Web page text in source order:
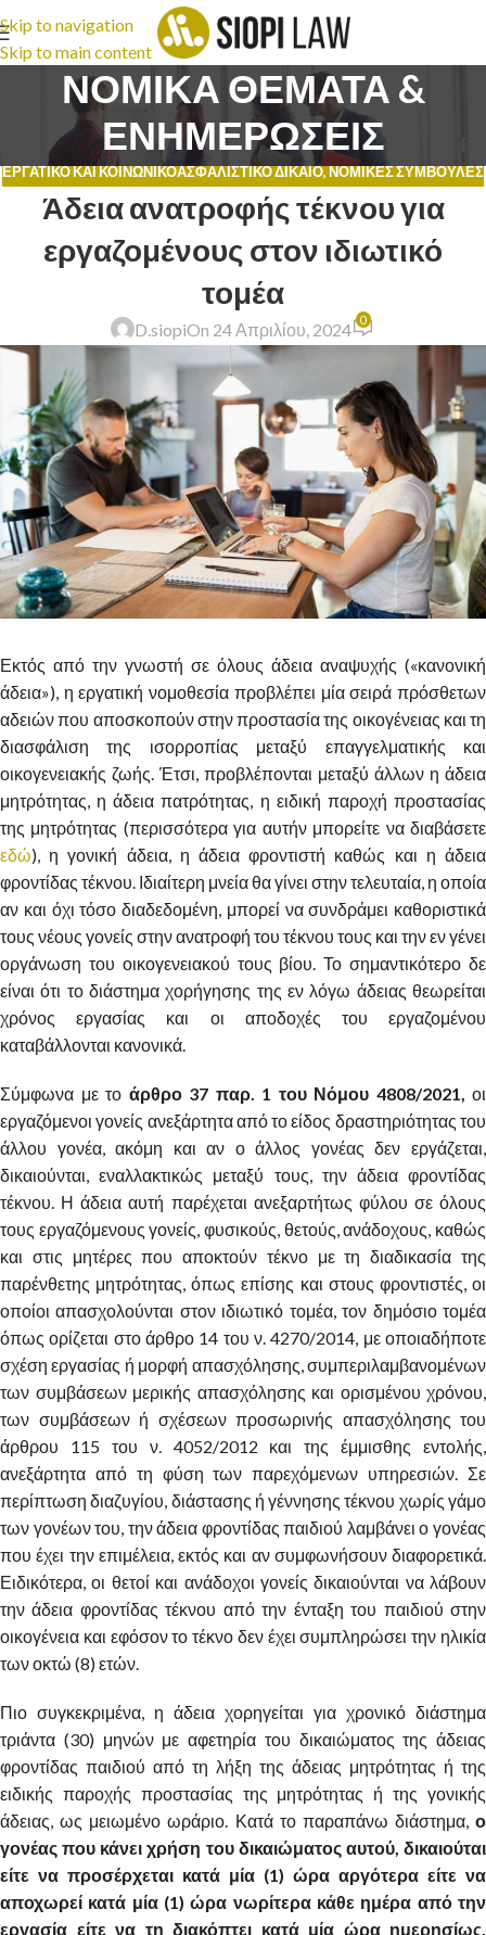
Skip to navigation
Skip to main content
ΝΟΜΙΚΑ ΘΕΜΑΤΑ &
ΕΝΗΜΕΡΩΣΕΙΣ
ΕΡΓΑΤΙΚΌ ΚΑΙ ΚΟΙΝΩΝΙΚΟΑΣΦΑΛΙΣΤΙΚΌ ΔΊΚΑΙΟ,ΝΟΜΙΚΈΣ ΣΥΜΒΟΥΛΈΣ
Άδεια ανατροφής τέκνου για
εργαζομένους στον ιδιωτικό
τομέα
D.siopiOn 24 Απριλίου, 2024 0
Εκτός από την γνωστή σε όλους άδεια αναψυχής («κανονική
άδεια»), η εργατική νομοθεσία προβλέπει μία σειρά πρόσθετων
αδειών που αποσκοπούν στην προστασία της οικογένειας και τη
διασφάλιση της ισορροπίας μεταξύ επαγγελματικής και
οικογενειακής ζωής. Έτσι, προβλέπονται μεταξύ άλλων η άδεια
μητρότητας, η άδεια πατρότητας, η ειδική παροχή προστασίας
της μητρότητας (περισσότερα για αυτήν μπορείτε να διαβάσετε
εδώ), η γονική άδεια, η άδεια φροντιστή καθώς και η άδεια
φροντίδας τέκνου. Ιδιαίτερη μνεία θα γίνει στην τελευταία, η οποία
αν και όχι τόσο διαδεδομένη, μπορεί να συνδράμει καθοριστικά
τους νέους γονείς στην ανατροφή του τέκνου τους και την εν γένει
οργάνωση του οικογενειακού τους βίου. Το σημαντικότερο δε
είναι ότι το διάστημα χορήγησης της εν λόγω άδειας θεωρείται
χρόνος εργασίας και οι αποδοχές του εργαζομένου
καταβάλλονται κανονικά.
Σύμφωνα με το άρθρο 37 παρ. 1 του Νόμου 4808/2021, οι
εργαζόμενοι γονείς ανεξάρτητα από το είδος δραστηριότητας του
άλλου γονέα, ακόμη και αν ο άλλος γονέας δεν εργάζεται,
δικαιούνται, εναλλακτικώς μεταξύ τους, την άδεια φροντίδας
τέκνου. Η άδεια αυτή παρέχεται ανεξαρτήτως φύλου σε όλους
τους εργαζόμενους γονείς, φυσικούς, θετούς, ανάδοχους, καθώς
και στις μητέρες που αποκτούν τέκνο με τη διαδικασία της
παρένθετης μητρότητας, όπως επίσης και στους φροντιστές, οι
οποίοι απασχολούνται στον ιδιωτικό τομέα, τον δημόσιο τομέα
όπως ορίζεται στο άρθρο 14 του ν. 4270/2014, με οποιαδήποτε
σχέση εργασίας ή μορφή απασχόλησης, συμπεριλαμβανομένων
των συμβάσεων μερικής απασχόλησης και ορισμένου χρόνου,
των συμβάσεων ή σχέσεων προσωρινής απασχόλησης του
άρθρου 115 του ν. 4052/2012 και της έμμισθης εντολής,
ανεξάρτητα από τη φύση των παρεχόμενων υπηρεσιών. Σε
περίπτωση διαζυγίου, διάστασης ή γέννησης τέκνου χωρίς γάμο
των γονέων του, την άδεια φροντίδας παιδιού λαμβάνει ο γονέας
που έχει την επιμέλεια, εκτός και αν συμφωνήσουν διαφορετικά.
Ειδικότερα, οι θετοί και ανάδοχοι γονείς δικαιούνται να λάβουν
την άδεια φροντίδας τέκνου από την ένταξη του παιδιού στην
οικογένεια και εφόσον το τέκνο δεν έχει συμπληρώσει την ηλικία
των οκτώ (8) ετών.
Πιο συγκεκριμένα, η άδεια χορηγείται για χρονικό διάστημα
τριάντα (30) μηνών με αφετηρία του δικαιώματος της άδειας
φροντίδας παιδιού από τη λήξη της άδειας μητρότητας ή της
ειδικής παροχής προστασίας της μητρότητας ή της γονικής
άδειας, ως μειωμένο ωράριο. Κατά το παραπάνω διάστημα, ο
γονέας που κάνει χρήση του δικαιώματος αυτού, δικαιούται
είτε να προσέρχεται κατά μία (1) ώρα αργότερα είτε να
αποχωρεί κατά μία (1) ώρα νωρίτερα κάθε ημέρα από την
εργασία είτε να τη διακόπτει κατά μία ώρα ημερησίως,